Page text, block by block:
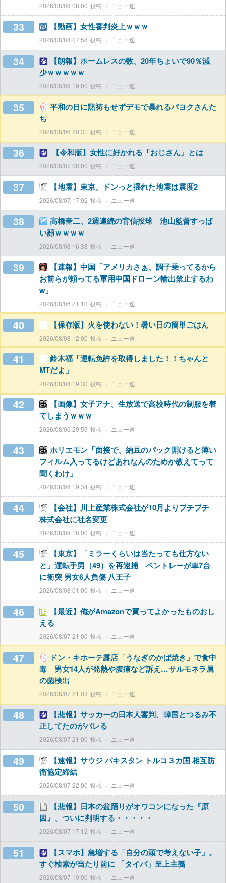
2026/08/08 08:00 ニュー速
33 【動画】女性審判炎上ｗｗｗ
2026/08/08 07:58 ニュー速
34
【朗報】ホームレスの数、20年ちょいで90％減
少ｗｗｗｗｗ
2026/08/08 19:00 ニュー速
35
平和の日に黙祷もせずデモで暴れるパヨクさんた
ち
2026/08/06 20:31 ニュー速
36 【令和版】女性に好かれる「おじさん」とは
2026/08/07 08:00 ニュー速
37 【地震】東京、ドンっと揺れた地震は震度2
2026/08/07 17:02 ニュー速
38
高橋奎二、2週連続の背信投球 池山監督すっぱ
い顔ｗｗｗｗ
2026/08/08 16:38 ニュー速
39
【速報】中国「アメリカさぁ、調子乗ってるから
お前らが頼ってる軍用中国ドローン輸出禁止するわ
w」
2026/08/06 21:10 ニュー速
40 【保存版】火を使わない！暑い日の簡単ごはん
2026/08/08 12:00 ニュー速
41
鈴木福「運転免許を取得しました！！ちゃんと
MTだよ」
2026/08/08 19:30 ニュー速
42
【画像】女子アナ、生放送で高校時代の制服を着
てしまうｗｗｗ
2026/08/06 20:59 ニュー速
43
ホリエモン「面接で、納豆のパック開けると薄い
フィルム入ってるけどあれなんのためか教えてって
聞くわけ」
2026/08/08 19:34 ニュー速
44
【会社】川上産業株式会社が10月よりプチプチ
株式会社に社名変更
2026/08/08 18:00 ニュー速
45
【東京】「ミラーくらいは当たっても仕方ない
と」運転手男（49）を再逮捕 ベントレーが車7台
に衝突 男女6人負傷 八王子
2026/08/08 01:00 ニュー速
46
【最近】俺がAmazonで買ってよかったものおし
える
2026/08/07 21:00 ニュー速
47
ドン・キホーテ露店「うなぎのかば焼き」で食中
毒 男女14人が発熱や腹痛など訴え…サルモネラ属
の菌検出
2026/08/07 21:03 ニュー速
48
【悲報】サッカーの日本人審判、韓国とつるみ不
正してたのがバレる
2026/08/07 21:00 ニュー速
49
【速報】サウジ パキスタン トルコ３カ国 相互防
衛協定締結
2026/08/07 22:00 ニュー速
50
【悲報】日本の盆踊りがオワコンになった『原
因』、ついに判明する・・・・・
2026/08/07 17:12 ニュー速
51
【スマホ】急増する「自分の頭で考えない子」。
すぐ検索が当たり前に 「タイパ」至上主義
2026/08/07 19:00 ニュー速